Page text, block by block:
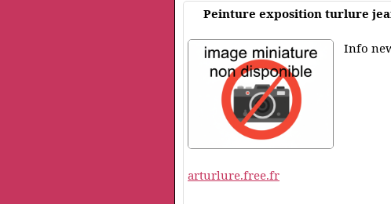
Peinture exposition turlure
Info
arturlure.free.fr